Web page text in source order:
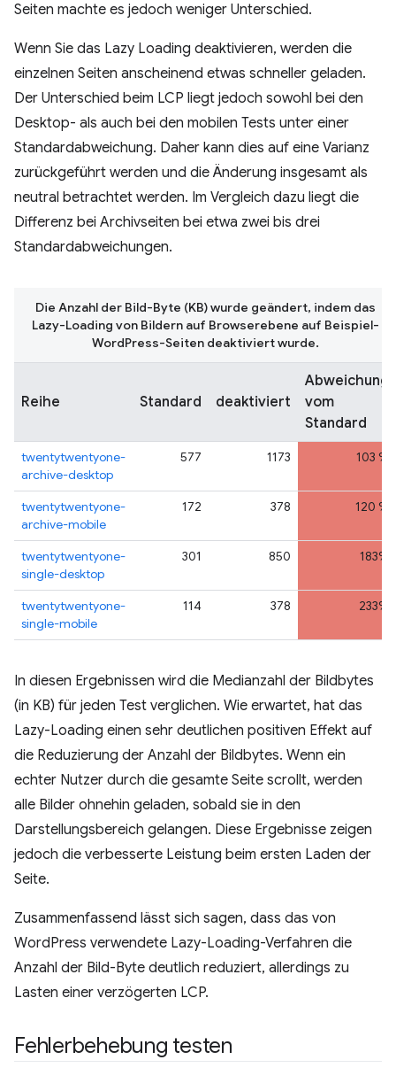
Seiten machte es jedoch weniger Unterschied.
Wenn Sie das Lazy Loading deaktivieren, werden die
einzelnen Seiten anscheinend etwas schneller geladen.
Der Unterschied beim LCP liegt jedoch sowohl bei den
Desktop- als auch bei den mobilen Tests unter einer
Standardabweichung. Daher kann dies auf eine Varianz
zurückgeführt werden und die Änderung insgesamt als
neutral betrachtet werden. Im Vergleich dazu liegt die
Differenz bei Archivseiten bei etwa zwei bis drei
Standardabweichungen.
Reihe Standard deaktiviert
Abweichung
vom
Standard
twentytwentyone-
archive-desktop
577 1173 103 %
twentytwentyone-
archive-mobile
172 378 120 %
twentytwentyone-
single-desktop
301 850 183%
twentytwentyone-
single-mobile
114 378 233%
Die Anzahl der Bild-Byte (KB) wurde geändert, indem das
Lazy-Loading von Bildern auf Browserebene auf Beispiel-
WordPress-Seiten deaktiviert wurde.
In diesen Ergebnissen wird die Medianzahl der Bildbytes
(in KB) für jeden Test verglichen. Wie erwartet, hat das
Lazy-Loading einen sehr deutlichen positiven Effekt auf
die Reduzierung der Anzahl der Bildbytes. Wenn ein
echter Nutzer durch die gesamte Seite scrollt, werden
alle Bilder ohnehin geladen, sobald sie in den
Darstellungsbereich gelangen. Diese Ergebnisse zeigen
jedoch die verbesserte Leistung beim ersten Laden der
Seite.
Zusammenfassend lässt sich sagen, dass das von
WordPress verwendete Lazy-Loading-Verfahren die
Anzahl der Bild-Byte deutlich reduziert, allerdings zu
Lasten einer verzögerten LCP.
Fehlerbehebung testen